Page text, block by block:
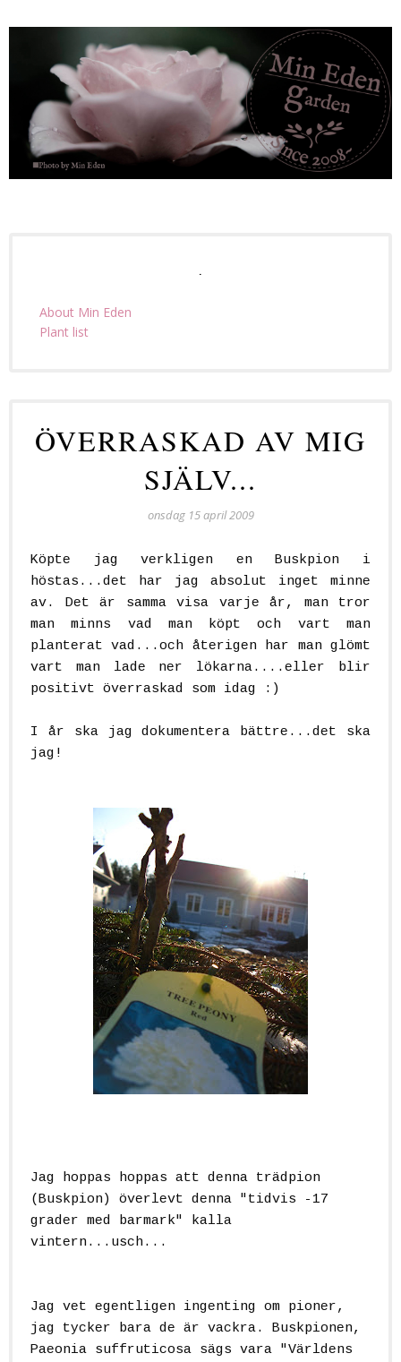
About Min Eden
Plant list
ÖVERRASKAD AV MIG
SJÄLV...
onsdag 15 april 2009
Köpte jag verkligen en Buskpion i
höstas...det har jag absolut inget minne
av. Det är samma visa varje år, man tror
man minns vad man köpt och vart man
planterat vad...och återigen har man glömt
vart man lade ner lökarna....eller blir
positivt överraskad som idag :)
I år ska jag dokumentera bättre...det ska
jag!
Jag hoppas hoppas att denna trädpion
(Buskpion) överlevt denna "tidvis -17
grader med barmark" kalla
vintern...usch...
Jag vet egentligen ingenting om pioner,
jag tycker bara de är vackra. Buskpionen,
Paeonia suffruticosa sägs vara "Världens